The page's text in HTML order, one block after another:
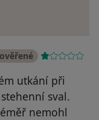
utkání při
sval.
nemohl